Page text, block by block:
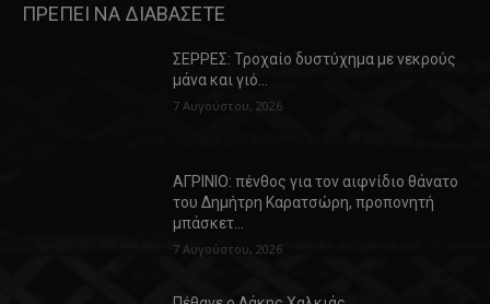
ΠΡΕΠΕΙ ΝΑ ΔΙΑΒΑΣΕΤΕ
ΣΕΡΡΕΣ: Τροχαίο δυστύχημα με νεκρούς
μάνα και γιό…
7 Αυγούστου, 2026
ΑΓΡΙΝΙΟ: πένθος για τον αιφνίδιο θάνατο
του Δημήτρη Καρατσώρη, προπονητή
μπάσκετ…
7 Αυγούστου, 2026